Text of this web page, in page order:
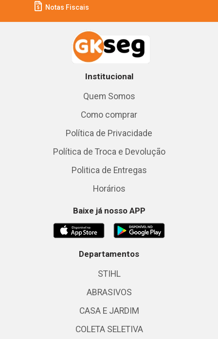
Notas Fiscais
Institucional
Quem Somos
Como comprar
Política de Privacidade
Política de Troca e Devolução
Politica de Entregas
Horários
Baixe já nosso APP
Departamentos
STIHL
ABRASIVOS
CASA E JARDIM
COLETA SELETIVA